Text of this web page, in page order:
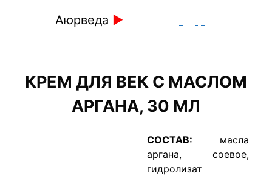
Аюрведа ►
КРЕМ ДЛЯ ВЕК С МАСЛОМ
АРГАНА, 30 МЛ
СОСТАВ: масла
аргана, соевое,
гидролизат